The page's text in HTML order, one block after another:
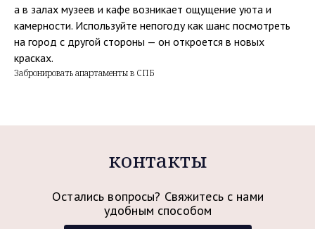
а в залах музеев и кафе возникает ощущение уюта и
камерности. Используйте непогоду как шанс посмотреть
на город с другой стороны — он откроется в новых
красках.
Забронировать апартаменты в СПБ